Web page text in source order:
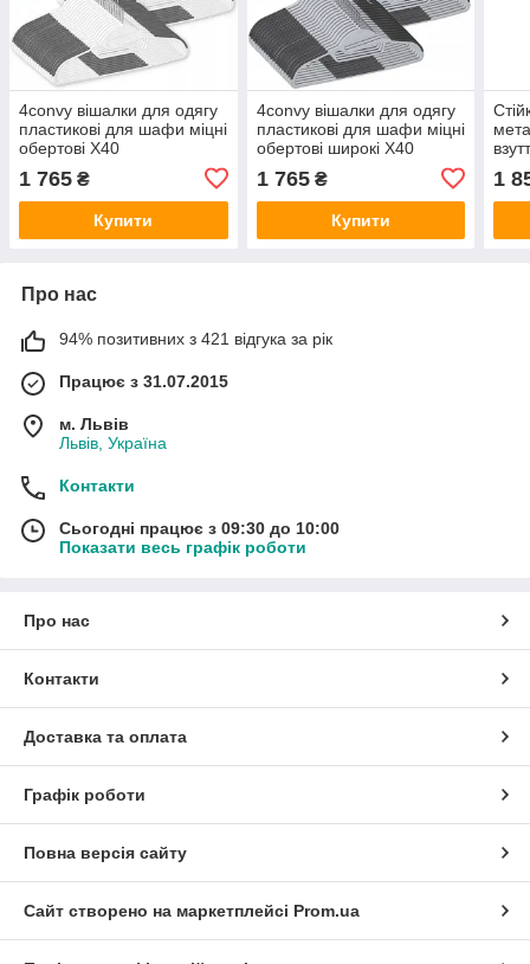
4convy вішалки для одягу
пластикові для шафи міцні
обертові X40
1 765 ₴
Купити
4convy вішалки для одягу
пластикові для шафи міцні
обертові широкі X40
1 765₴
Купити
1
Про нас
94% позитивних з 421 відгука за рік
Працює з 31.07.2015
м. Львів
Львів, Україна
Контакти
Сьогодні працює з 09:30 до 10:00
Показати весь графік роботи
Про нас
Контакти
Доставка та оплата
Графік роботи
Повна версія сайту
Сайт створено на маркетплейсі Prom.ua